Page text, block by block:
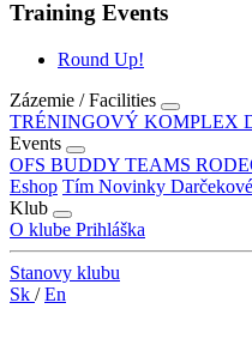
Training Events
Round Up!
Zázemie / Facilities
TRÉNINGOVÝ KOMPLEX
Events
OFS BUDDY TEAMS
Eshop Tím Novinky
Klub
O klube Prihláška
Stanovy klubu
Sk /En